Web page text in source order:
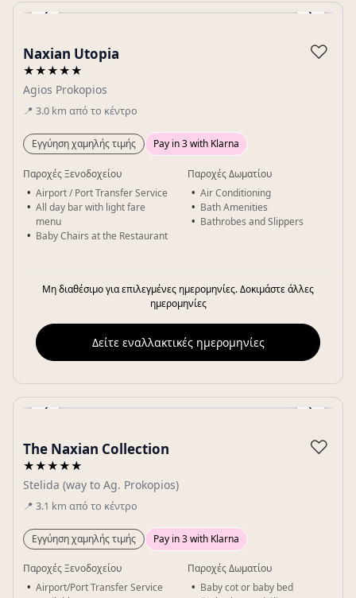
‹ ›
Naxian Utopia
★★★★★
Agios Prokopios
📍 3.0 km από το κέντρο
♡
Εγγύηση χαμηλής τιμής Pay in 3 with Klarna
Παροχές Ξενοδοχείου
Airport / Port Transfer Service
All day bar with light fare
menu
Baby Chairs at the Restaurant
Παροχές Δωματίου
Air Conditioning
Bath Amenities
Bathrobes and Slippers
Μη διαθέσιμο για επιλεγμένες ημερομηνίες. Δοκιμάστε άλλες
ημερομηνίες
Δείτε εναλλακτικές ημερομηνίες
‹ ›
The Naxian Collection
★★★★★
Stelida (way to Ag. Prokopios)
📍 3.1 km από το κέντρο
♡
Εγγύηση χαμηλής τιμής Pay in 3 with Klarna
Παροχές Ξενοδοχείου
Airport/Port Transfer Service
Παροχές Δωματίου
Baby cot or baby bed